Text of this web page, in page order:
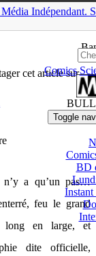
Média Indépendant.
Comics
Toggle
BD
Instant
cet article sur
n’y a qu’un pas…
feu le grand
en large, et
dite officielle,